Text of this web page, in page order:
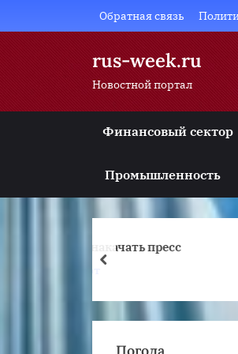
to
Обратная связь
rus-week.ru
Новостной портал
Финансовый сектор
Промышленность
Hennessy
prev